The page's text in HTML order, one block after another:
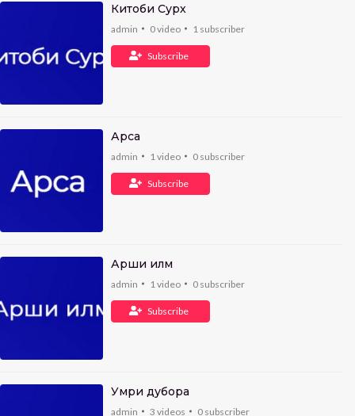
Китоби Сурх
admin 0video 1 subscriber
Subscribe
Арса
admin 1 video 0subscriber
Subscribe
Арши илм
admin 1 video 0subscriber
Subscribe
Умри дубора
admin 3 videos 0subscriber